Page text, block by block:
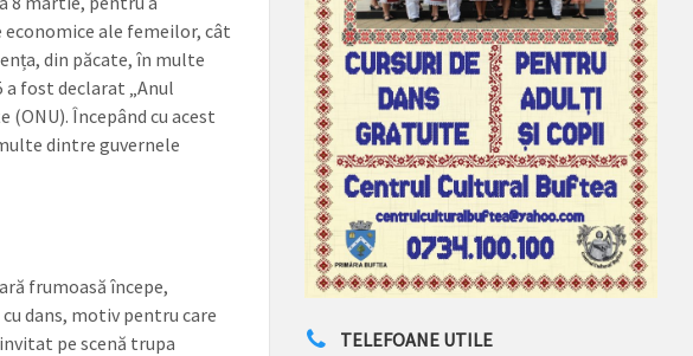
ale femeilor, cât
din păcate, în multe
a fost declarat „Anul
Începând cu acest
dintre guvernele
frumoasă începe,
dans, motiv pentru care
pe scenă trupa
TELEFOANE UTILE